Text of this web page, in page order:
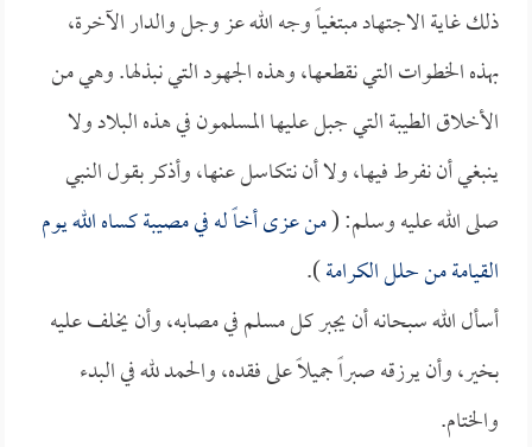
ذلك غاية الاجتهاد مبتغياً وجه الله عز وجل والدار الآخرة،
بهذه الخطوات التي نقطعها، وهذه الجهود التي نبذلها. وهي من
الأخلاق الطيبة التي جبل عليها المسلمون في هذه البلاد ولا
ينبغي أن نفرط فيها، ولا أن نتكاسل عنها، وأذكر بقول النبي
صلى الله عليه وسلم: (من عزى أخاً له في مصيبة كساه الله يوم
القيامة من حلل الكرامة).
أسأل الله سبحانه أن يجبر كل مسلم في مصابه، وأن يخلف عليه
بخير، وأن يرزقه صبراً جميلاً على فقده، والحمد لله في البدء
والختام.